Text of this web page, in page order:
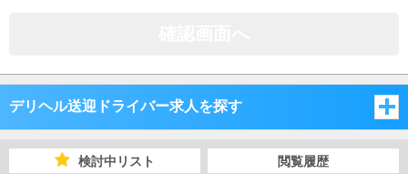
デリヘル送迎ドライバー求人を探す
愛知県
検討中リスト 閲覧履歴